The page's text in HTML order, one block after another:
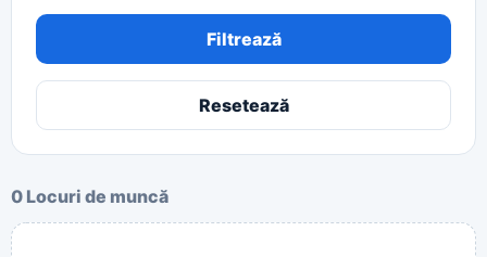
Filtrează
Resetează
0 Locuri de muncă